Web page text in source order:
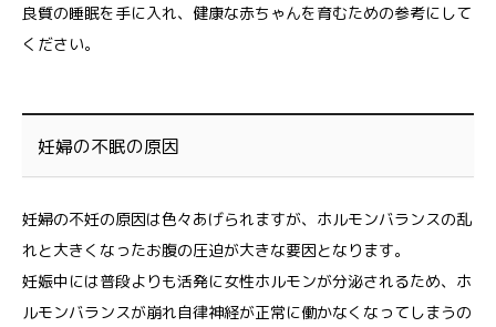
良質の睡眠を手に入れ、健康な赤ちゃんを育むための参考にして
ください。
妊婦の不眠の原因
妊婦の不妊の原因は色々あげられますが、ホルモンバランスの乱
れと大きくなったお腹の圧迫が大きな要因となります。
妊娠中には普段よりも活発に女性ホルモンが分泌されるため、ホ
ルモンバランスが崩れ自律神経が正常に働かなくなってしまうの